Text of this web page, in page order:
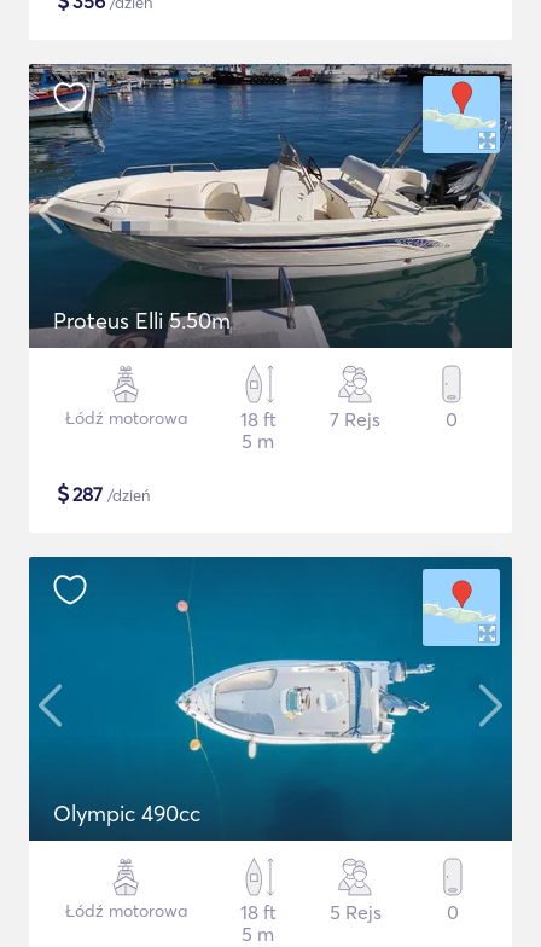
Proteus Elli 5.50m
Łódź motorowa
18 ft
5 m
7 Rejs 0
$287 /dzień
Olympic 490cc
Łódź motorowa
18 ft
5 m
5 Rejs 0